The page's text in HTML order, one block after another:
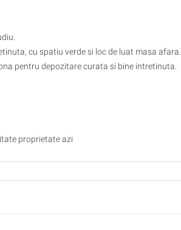
cu spatiu verde si loc de luat masa afara.
pentru depozitare curata si bine intretinuta.
proprietate azi